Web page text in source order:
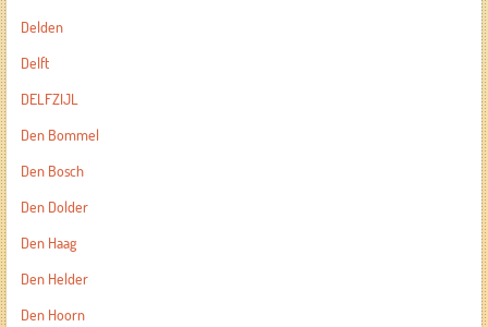
Delden
Delft
DELFZIJL
Den Bommel
Den Bosch
Den Dolder
Den Haag
Den Helder
Den Hoorn